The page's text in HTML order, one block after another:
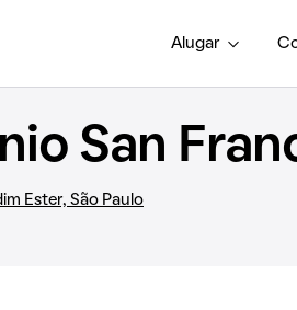
Alugar
San
Ester, São Paulo